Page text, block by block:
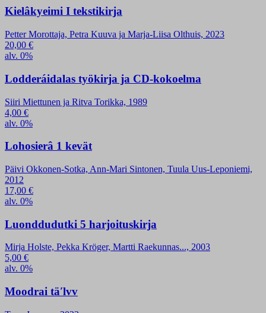
Kielâkyeimi I tekstikirja
Petter Morottaja, Petra Kuuva ja Marja-Liisa Olthuis, 2023
20,00 €
alv. 0%
Lodderáidalas työkirja ja CD-kokoelma
Siiri Miettunen ja Ritva Torikka, 1989
4,00 €
alv. 0%
Lohosierâ 1 kevät
Päivi Okkonen-Sotka, Ann-Mari Sintonen, Tuula Uus-Leponiemi,
2012
17,00 €
alv. 0%
Luonddudutki 5 harjoituskirja
Mirja Holste, Pekka Kröger, Martti Raekunnas..., 2003
5,00 €
alv. 0%
Moodrai täʹlvv